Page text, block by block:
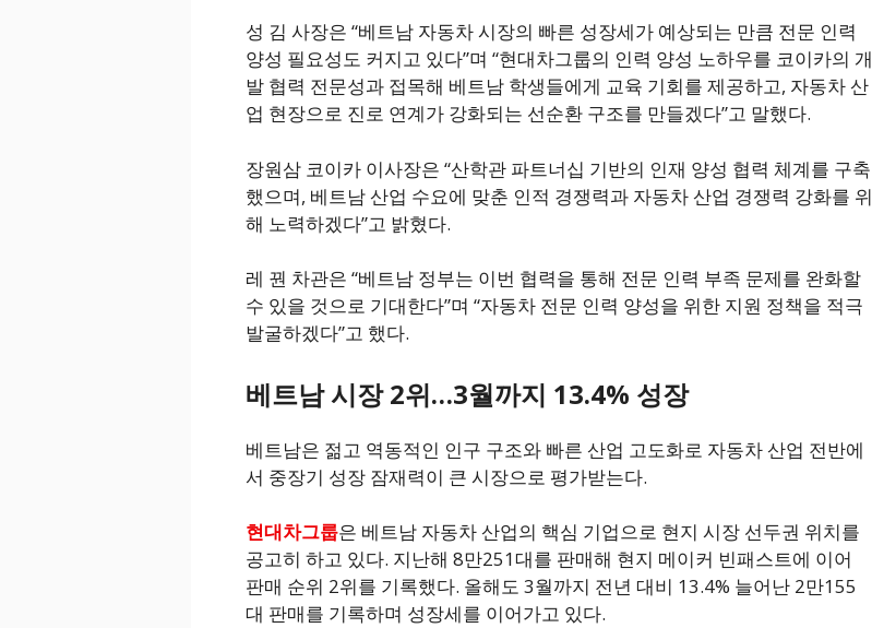
성 김 사장은 “베트남 자동차 시장의 빠른 성장세가 예상되는 만큼 전문 인력
양성 필요성도 커지고 있다”며 “현대차그룹의 인력 양성 노하우를 코이카의 개
발 협력 전문성과 접목해 베트남 학생들에게 교육 기회를 제공하고, 자동차 산
업 현장으로 진로 연계가 강화되는 선순환 구조를 만들겠다”고 말했다.
장원삼 코이카 이사장은 “산학관 파트너십 기반의 인재 양성 협력 체계를 구축
했으며, 베트남 산업 수요에 맞춘 인적 경쟁력과 자동차 산업 경쟁력 강화를 위
해 노력하겠다”고 밝혔다.
레 꿘 차관은 “베트남 정부는 이번 협력을 통해 전문 인력 부족 문제를 완화할
수 있을 것으로 기대한다”며 “자동차 전문 인력 양성을 위한 지원 정책을 적극
발굴하겠다”고 했다.
베트남 시장 2위…3월까지 13.4% 성장
베트남은 젊고 역동적인 인구 구조와 빠른 산업 고도화로 자동차 산업 전반에
서 중장기 성장 잠재력이 큰 시장으로 평가받는다.
현대차그룹은 베트남 자동차 산업의 핵심 기업으로 현지 시장 선두권 위치를
공고히 하고 있다. 지난해 8만251대를 판매해 현지 메이커 빈패스트에 이어
판매 순위 2위를 기록했다. 올해도 3월까지 전년 대비 13.4% 늘어난 2만155
대 판매를 기록하며 성장세를 이어가고 있다.